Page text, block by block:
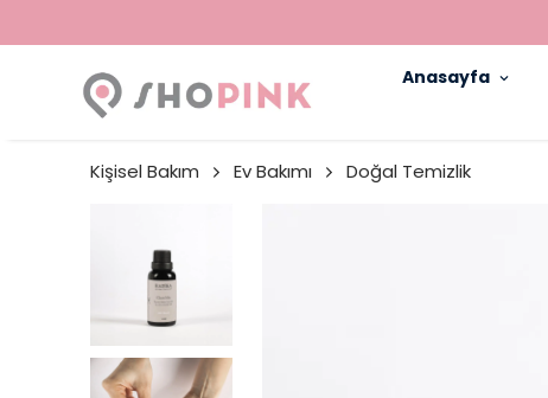
Anasayfa
Kişisel Bakım Ev Bakımı Doğal Temizlik